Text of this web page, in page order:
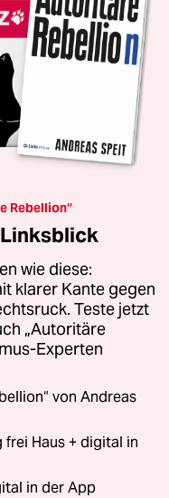
Rebellion“
wie diese:
klarer Kante gegen
Teste jetzt
„Autoritäre
Experten
von Andreas
frei Haus + digital in
in der App